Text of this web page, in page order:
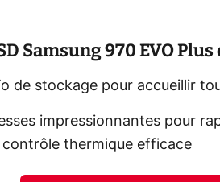
Samsung 970 EVO
de stockage pour accueillir
impressionnantes pour
contrôle thermique efficace